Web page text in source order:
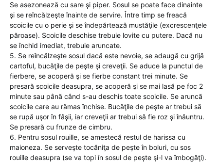
Se asezonează cu sare şi piper. Sosul se poate face dinainte
şi se reîncălzeşte înainte de servire. Între timp se freacă
scoicile cu o perie şi se îndepărtează mustăţile (excrescenţele
păroase). Scoicile deschise trebuie lovite cu putere. Dacă nu
se închid imediat, trebuie aruncate.
5. Se reîncălzeşte sosul dacă este nevoie, se adaugă cu grijă
cartoful, bucăţile de peşte şi creveţii. Se aduce la punctul de
fierbere, se acoperă şi se fierbe constant trei minute. Se
presară scoicile deasupra, se acoperă şi se mai lasă pe foc 2
minute sau până când s-au deschis toate scoicile. Se aruncă
scoicile care au rămas închise. Bucăţile de peşte ar trebui să
se rupă uşor în fâşii, iar creveţii ar trebui să fie roz şi înăuntru.
Se presară cu frunze de cimbru.
6. Pentru sosul rouille, se amestecă restul de harissa cu
maioneza. Se serveşte tocăniţa de peşte în boluri, cu sos
rouille deasupra (se va topi în sosul de peşte şi-l va îmbogăţi).